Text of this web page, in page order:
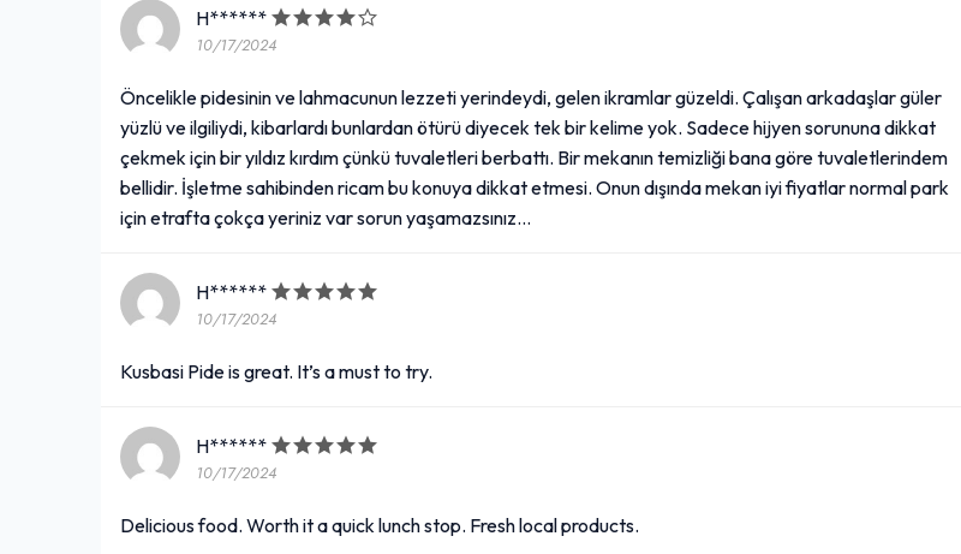
H******
10/17/2024
Öncelikle pidesinin ve lahmacunun lezzeti yerindeydi, gelen ikramlar güzeldi. Çalışan arkadaşlar güler
yüzlü ve ilgiliydi, kibarlardı bunlardan ötürü diyecek tek bir kelime yok. Sadece hijyen sorununa dikkat
çekmek için bir yıldız kırdım çünkü tuvaletleri berbattı. Bir mekanın temizliği bana göre tuvaletlerindem
bellidir. İşletme sahibinden ricam bu konuya dikkat etmesi. Onun dışında mekan iyi fiyatlar normal park
için etrafta çokça yeriniz var sorun yaşamazsınız…
H******
10/17/2024
Kusbasi Pide is great. It’s a must to try.
H******
10/17/2024
Delicious food. Worth it a quick lunch stop. Fresh local products.